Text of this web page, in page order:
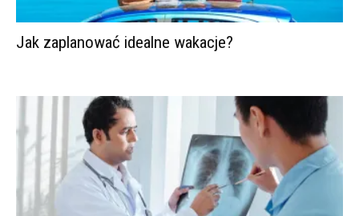
Jak zaplanować idealne wakacje?